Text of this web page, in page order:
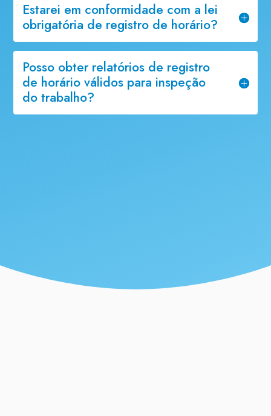
Estarei em conformidade com a lei
obrigatória de registro de horário?
Posso obter relatórios de registro
de horário válidos para inspeção
do trabalho?